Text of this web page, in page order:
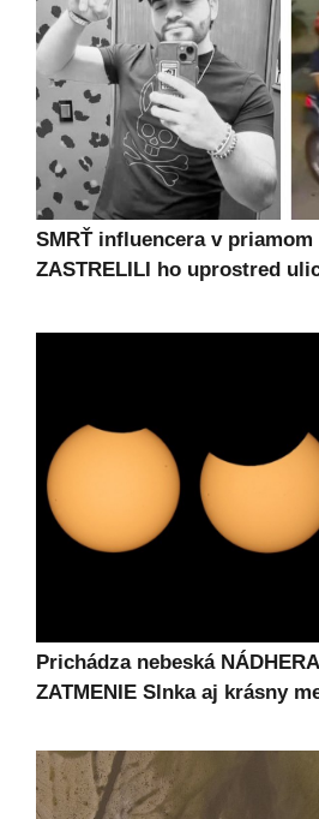
SMRŤ influencera v priamom
ZASTRELILI ho uprostred
Prichádza nebeská
ZATMENIE Slnka aj krásny